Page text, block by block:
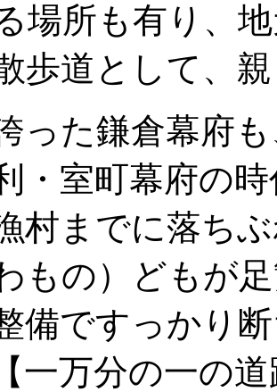
場所も有り、
歩道として、
った鎌倉幕府
・室町幕府の
村までに落ち
もの）どもが
備ですっかり
一万分の一の